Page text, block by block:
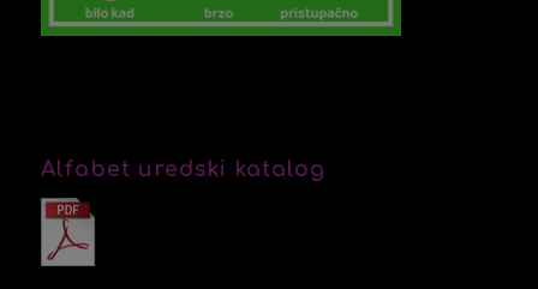
Alfabet uredski katalog